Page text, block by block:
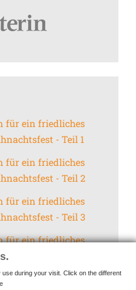
für ein friedliches
- Teil 1
für ein friedliches
- Teil 2
für ein friedliches
- Teil 3
für ein friedliches
- Teil 4
during your visit. Click on the different